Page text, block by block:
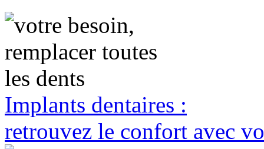
Implants dentaires :
retrouvez le confort avec